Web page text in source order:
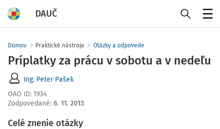
DAUČ
Domov Praktické nástroje Otázky a odpovede
Príplatky za prácu v sobotu a v nedeľu
Ing. Peter Pašek
OAO ID: 1934
Zodpovedané: 6. 11. 2013
Celé znenie otázky